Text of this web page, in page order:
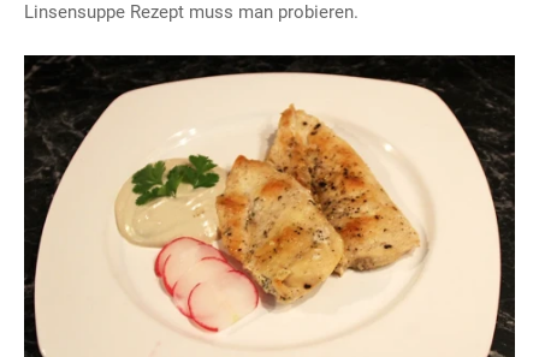
Linsensuppe Rezept muss man probieren.